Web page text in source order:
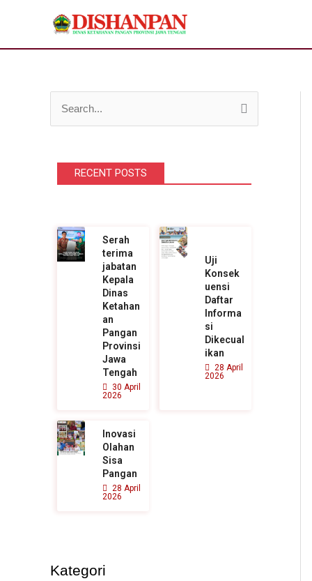
RECENT POSTS
Serah
terima
jabatan
Kepala
Dinas
Ketahan
an
Pangan
Provinsi
Jawa
Tengah
30 April
2026
Uji
Konsek
uensi
Daftar
Informa
si
Dikecual
ikan
28 April
2026
Inovasi
Olahan
Sisa
Pangan
28 April
2026
Kategori